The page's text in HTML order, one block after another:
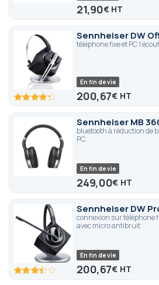
21,90€
Sennheiser DW
téléphone fixe et PC 1
85 100
En fin de vie
200,67€
Sennheiser MB
bluetooth à réduction de
PC.
En fin de vie
249,00€
Sennheiser DW
connexion sur téléphone
avec micro antibruit
68 100
En fin de vie
200,67€